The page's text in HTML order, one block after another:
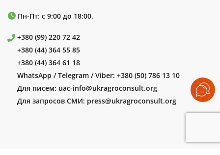
Пн-Пт: с 9:00 до 18:00.
+380 (99) 220 72 42
+380 (44) 364 55 85
+380 (44) 364 61 18
WhatsApp / Telegram / Viber: +380 (50) 786 13 10
Для писем: uac-info@ukragroconsult.org
Для запросов СМИ: press@ukragroconsult.org